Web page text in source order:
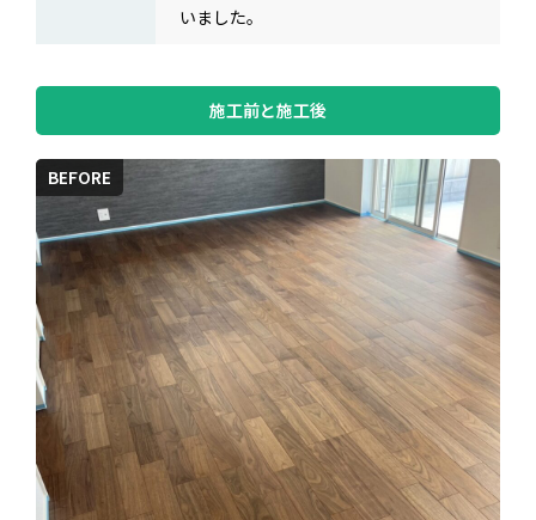
いました。
施工前と施工後
BEFORE